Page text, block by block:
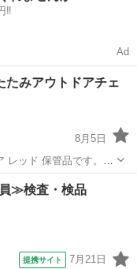
‼️
Ad
たみアウトドアチェ
8月5日
ッド 保管品です。待
ルショップよしや商
≫検査・検品
提携サイト 7月21日